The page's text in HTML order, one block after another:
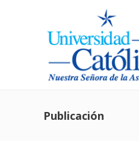
Publicación